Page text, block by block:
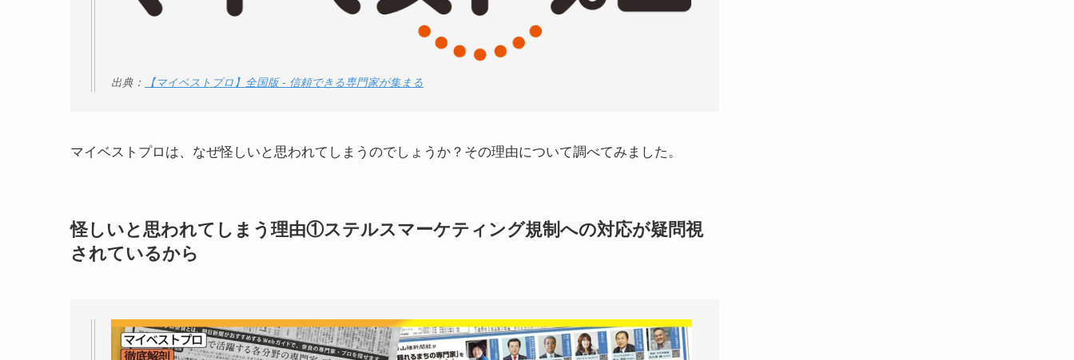
出典： 【マイベストプロ】全国版 - 信頼できる専門家が集まる
マイベストプロは、なぜ怪しいと思われてしまうのでしょうか？その理由について調べてみました。
怪しいと思われてしまう理由①ステルスマーケティング規制への対応が疑問視
されているから